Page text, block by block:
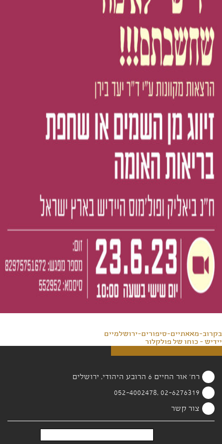
בקרוב-מאאתיים-סיפורים-ירושלמיים
יידיש - כוחו של פולקלור
רח' אור החיים 6 הרובע היהודי, ירושלים
02-6276319 ,052-4002478
צור קשר